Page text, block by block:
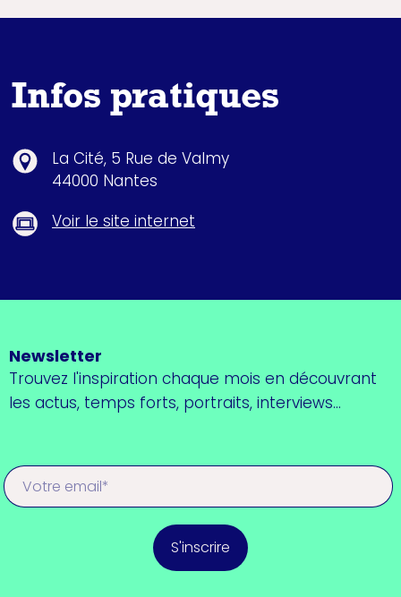
Infos pratiques
La Cité, 5 Rue de Valmy
44000 Nantes
Voir le site internet
Newsletter
Trouvez l'inspiration chaque mois en découvrant
les actus, temps forts, portraits, interviews...
S'inscrire